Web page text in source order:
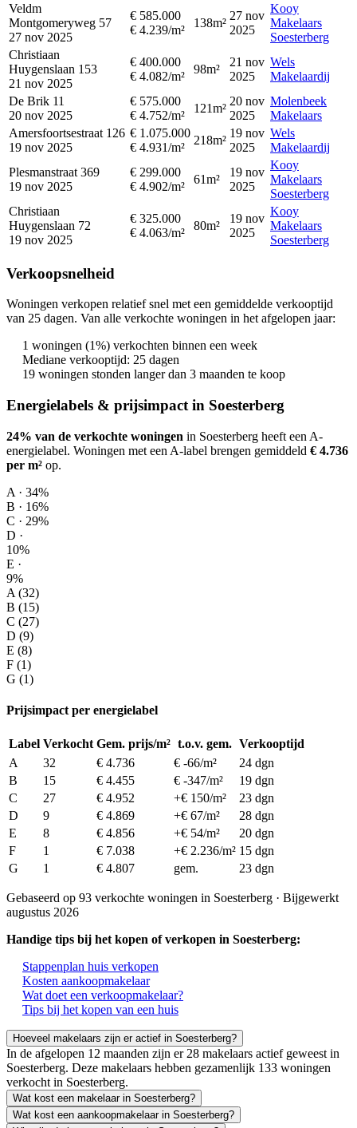
Veldm
Montgomeryweg 57
27 nov 2025
€ 585.000
€ 4.239/m²
138m²
27 nov
2025
Kooy
Makelaars
Soesterberg
Christiaan
Huygenslaan 153
21 nov 2025
€ 400.000
€ 4.082/m²
98m²
21 nov
2025
Wels
Makelaardij
De Brik 11
20 nov 2025
€ 575.000
€ 4.752/m²
121m²
20 nov
2025
Molenbeek
Makelaars
Amersfoortsestraat 126
19 nov 2025
€ 1.075.000
€ 4.931/m²
218m²
19 nov
2025
Wels
Makelaardij
Plesmanstraat 369
19 nov 2025
€ 299.000
€ 4.902/m²
61m²
19 nov
2025
Kooy
Makelaars
Soesterberg
Christiaan
Huygenslaan 72
19 nov 2025
€ 325.000
€ 4.063/m²
80m²
19 nov
2025
Kooy
Makelaars
Soesterberg
Verkoopsnelheid
Woningen verkopen relatief snel met een gemiddelde verkooptijd
van 25 dagen. Van alle verkochte woningen in het afgelopen jaar:
1 woningen (1%) verkochten binnen een week
Mediane verkooptijd: 25 dagen
19 woningen stonden langer dan 3 maanden te koop
Energielabels & prijsimpact in Soesterberg
24% van de verkochte woningen in Soesterberg heeft een A-
energielabel. Woningen met een A-label brengen gemiddeld € 4.736
per m² op.
A · 34%
B · 16%
C · 29%
D ·
10%
E ·
9%
A (32)
B (15)
C (27)
D (9)
E (8)
F (1)
G (1)
Prijsimpact per energielabel
Label Verkocht Gem. prijs/m² t.o.v. gem. Verkooptijd
A
32 € 4.736 € -66/m²
24 dgn
B
15 € 4.455 € -347/m²
19 dgn
C
27 € 4.952 +€ 150/m²
23 dgn
D
9 € 4.869 +€ 67/m²
28 dgn
E
8 € 4.856 +€ 54/m²
20 dgn
F
1 € 7.038 +€ 2.236/m² 15 dgn
G
1 € 4.807 gem. 23 dgn
Gebaseerd op 93 verkochte woningen in Soesterberg · Bijgewerkt
augustus 2026
Handige tips bij het kopen of verkopen in Soesterberg:
Stappenplan huis verkopen
Kosten aankoopmakelaar
Wat doet een verkoopmakelaar?
Tips bij het kopen van een huis
Hoeveel makelaars zijn er actief in Soesterberg?
In de afgelopen 12 maanden zijn er 28 makelaars actief geweest in
Soesterberg. Deze makelaars hebben gezamenlijk 133 woningen
verkocht in Soesterberg.
Wat kost een makelaar in Soesterberg?
Wat kost een aankoopmakelaar in Soesterberg?